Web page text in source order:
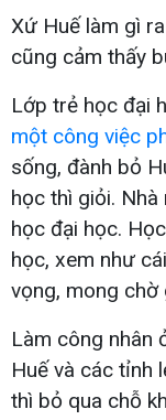
Xứ Huế làm gì
cũng cảm thấy
Lớp trẻ học đại
một công việc
sống, đành bỏ
học thì giỏi.
học đại học.
học, xem như
vọng, mong chờ
Làm công nhân
Huế và các tỉnh
thì bỏ qua chỗ